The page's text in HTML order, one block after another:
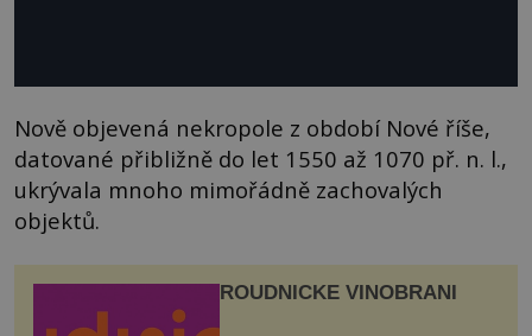
Nově objevená nekropole z období Nové říše,
datované přibližně do let 1550 až 1070 př. n. l.,
ukrývala mnoho mimořádně zachovalých
objektů.
ROUDNICKÉ VINOBRANÍ